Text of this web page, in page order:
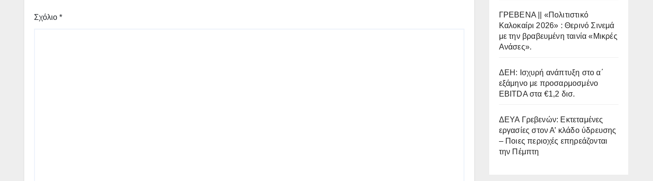
Σχόλιο *
ΓΡΕΒΕΝΑ || «Πολιτιστικό
Καλοκαίρι 2026» : Θερινό Σινεμά
με την βραβευμένη ταινία «Μικρές
Ανάσες».
ΔΕΗ: Ισχυρή ανάπτυξη στο α΄
εξάμηνο με προσαρμοσμένο
EBITDA στα €1,2 δισ.
ΔΕΥΑ Γρεβενών: Εκτεταμένες
εργασίες στον Α’ κλάδο ύδρευσης
– Ποιες περιοχές επηρεάζονται
την Πέμπτη